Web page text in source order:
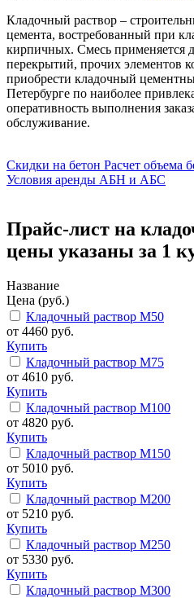
Кладочный раствор –
цемента, востребованный при
кирпичных. Смесь применяется
перекрытий, прочих элементов
приобрести кладочный
Петербурге по наиболее
оперативность выполнения
обслуживание.
Скидки на бетон Расчет объема
Условия аренды АБН и АБС
Прайс-лист на
цены указаны за 1
Название
Цена (руб.)
Кладочный раствор М50
от 4460 руб.
Купить
Кладочный раствор М75
от 4610 руб.
Купить
Кладочный раствор М100
от 4820 руб.
Купить
Кладочный раствор M150
от 5010 руб.
Купить
Кладочный раствор M200
от 5210 руб.
Купить
Кладочный раствор M250
от 5330 руб.
Купить
Кладочный раствор M300